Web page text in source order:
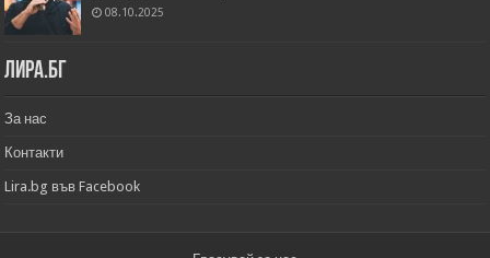
08.10.2025
Лира.бг
За нас
Контакти
Lira.bg във Facebook